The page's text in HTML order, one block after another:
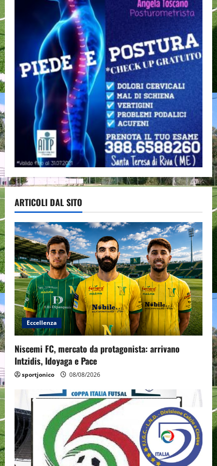
ARTICOLI DAL SITO
Eccellenza
Niscemi FC, mercato da protagonista: arrivano
Intzidis, Idoyaga e Pace
sportjonico 08/08/2026